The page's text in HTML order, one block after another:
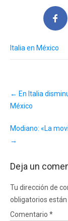
Italia en México
navigation
← En Italia
México
Modiano: «La
→
Deja un
Tu dirección de
obligatorios
Comentario *